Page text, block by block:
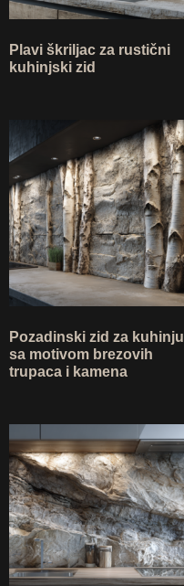
Plavi škriljac za rustični
kuhinjski zid
Pozadinski zid za kuhinju
sa motivom brezovih
trupaca i kamena